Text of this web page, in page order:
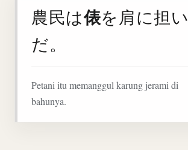
農民は俵を肩に担い
だ。
Petani itu memanggul karung jerami di
bahunya.